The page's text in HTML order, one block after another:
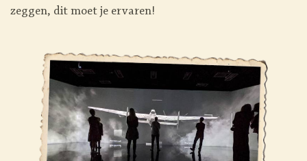
zeggen, dit moet je ervaren!